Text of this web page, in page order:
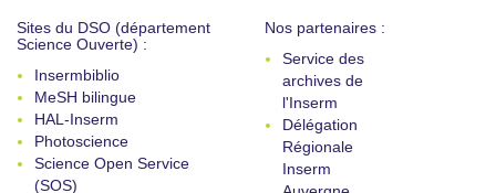
Sites du DSO (département
Science Ouverte) :
Insermbiblio
MeSH bilingue
HAL-Inserm
Photoscience
Science Open Service
(SOS)
Nos partenaires :
Service des
archives de
l'Inserm
Délégation
Régionale
Inserm